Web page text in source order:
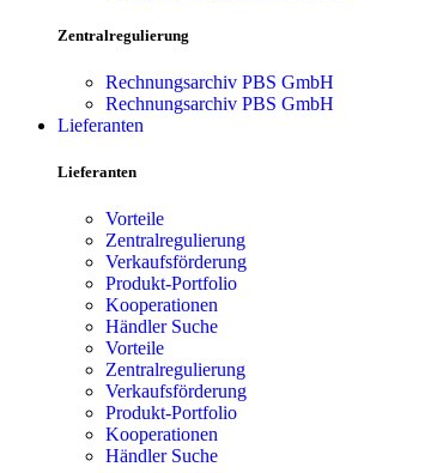
Zentralregulierung
Rechnungsarchiv PBS GmbH
Rechnungsarchiv PBS GmbH
Lieferanten
Lieferanten
Vorteile
Zentralregulierung
Verkaufsförderung
Produkt-Portfolio
Kooperationen
Händler Suche
Vorteile
Zentralregulierung
Verkaufsförderung
Produkt-Portfolio
Kooperationen
Händler Suche